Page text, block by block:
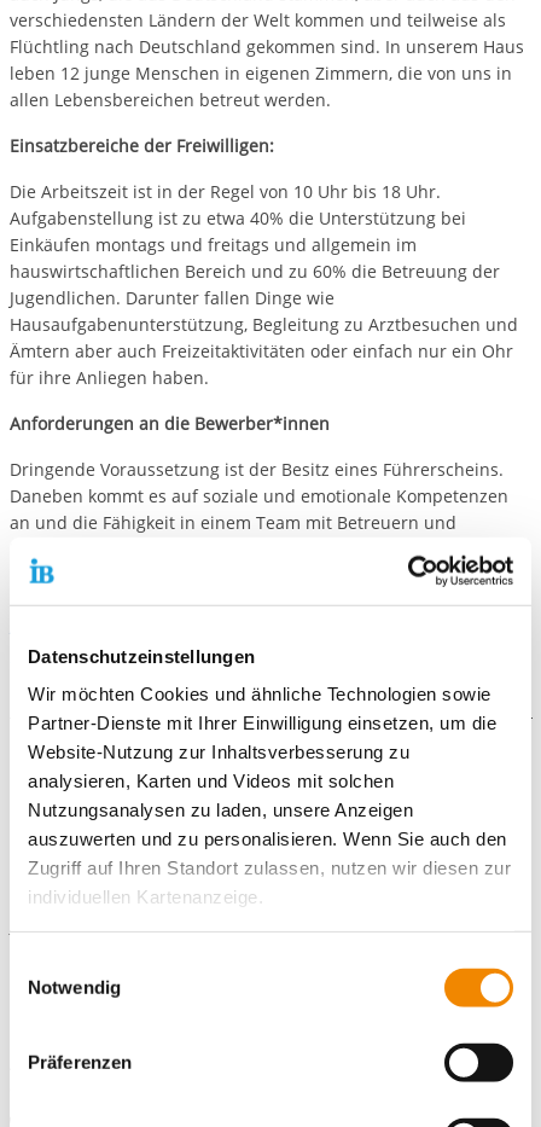
Datenschutzeinstellungen
Wir möchten Cookies und ähnliche Technologien sowie
Partner-Dienste mit Ihrer Einwilligung einsetzen, um die
Website-Nutzung zur Inhaltsverbesserung zu
analysieren, Karten und Videos mit solchen
Nutzungsanalysen zu laden, unsere Anzeigen
auszuwerten und zu personalisieren. Wenn Sie auch den
Zugriff auf Ihren Standort zulassen, nutzen wir diesen zur
individuellen Kartenanzeige.
unsere Partner Daten wie Ihre IP-Adresse und
verarbeiten diese zusammen mit Daten von anderen
Websites. Die Partner erkennen mitunter auch, wenn Sie
zum Website-Besuch verschiedene Geräte verwenden,
Notwendig
Präferenzen
verschiedensten Ländern der Welt kommen und teilweise als
Flüchtling nach Deutschland gekommen sind. In unserem Haus
leben 12 junge Menschen in eigenen Zimmern, die von uns in
allen Lebensbereichen betreut werden.
Einsatzbereiche der Freiwilligen:
Die Arbeitszeit ist in der Regel von 10 Uhr bis 18 Uhr.
Aufgabenstellung ist zu etwa 40% die Unterstützung bei
Einkäufen montags und freitags und allgemein im
hauswirtschaftlichen Bereich und zu 60% die Betreuung der
Jugendlichen. Darunter fallen Dinge wie
Hausaufgabenunterstützung, Begleitung zu Arztbesuchen und
Ämtern aber auch Freizeitaktivitäten oder einfach nur ein Ohr
für ihre Anliegen haben.
Anforderungen an die Bewerber*innen
Dringende Voraussetzung ist der Besitz eines Führerscheins.
Daneben kommt es auf soziale und emotionale Kompetenzen
an und die Fähigkeit in einem Team mit Betreuern und
Hauswirtschaft kollegial zusammenarbeiten zu können.
mit
Zeugnisses schicken
Galerie
Kontaktiere uns!
E-Mail schreiben
Standort
Alsfelder Straße 6